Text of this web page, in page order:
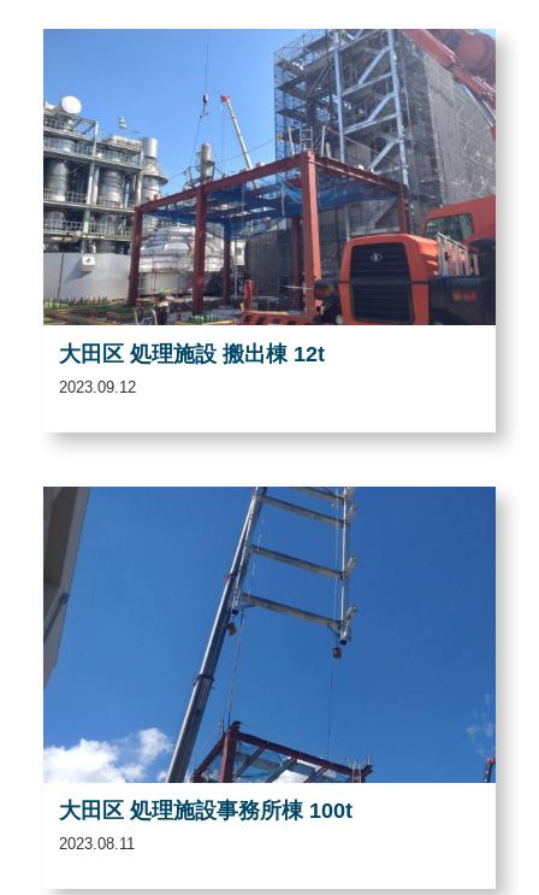
大田区 処理施設 搬出棟 12t
2023.09.12
大田区 処理施設事務所棟 100t
2023.08.11